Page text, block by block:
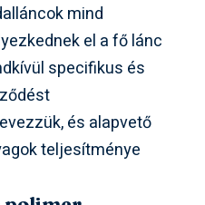
mind
el a fő lánc
specifikus és
és alapvető
teljesítménye